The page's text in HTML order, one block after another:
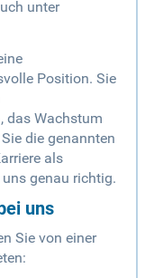
unter
Position. Sie
das Wachstum
die genannten
als
genau richtig.
uns
Sie von einer